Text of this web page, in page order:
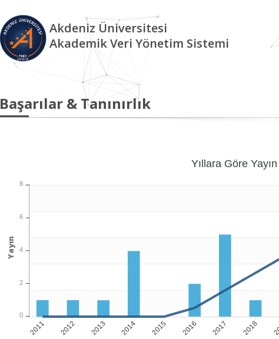
Akdeniz Üniversitesi
Akademik Veri Yönetim Sistemi
Başarılar & Tanınırlık
2011 2012 2013 2014 2015 2016 2017 2018
Yıllara Göre Yayın
8
6
4
2
0
Yayın